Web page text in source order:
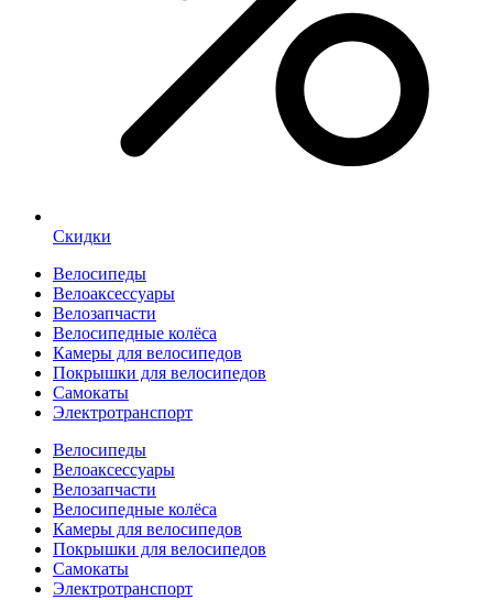
Скидки
Велосипеды
Велоаксессуары
Велозапчасти
Велосипедные колёса
Камеры для велосипедов
Покрышки для велосипедов
Самокаты
Электротранспорт
Велосипеды
Велоаксессуары
Велозапчасти
Велосипедные колёса
Камеры для велосипедов
Покрышки для велосипедов
Самокаты
Электротранспорт